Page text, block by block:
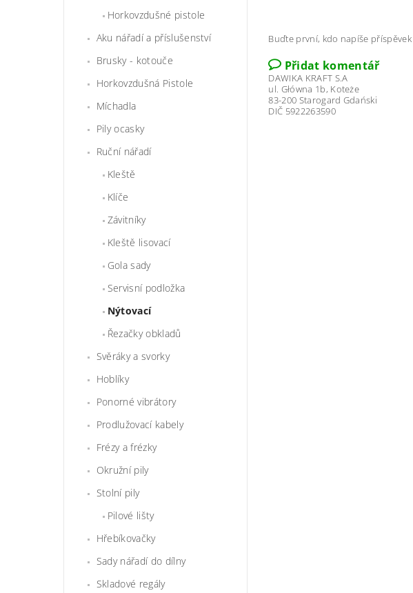
Horkovzdušné pistole
Aku nářadí a příslušenství
Brusky - kotouče
Horkovzdušná Pistole
Míchadla
Pily ocasky
Ruční nářadí
Kleště
Klíče
Závitníky
Kleště lisovací
Gola sady
Servisní podložka
Nýtovací
Řezačky obkladů
Svěráky a svorky
Hoblíky
Ponorné vibrátory
Prodlužovací kabely
Frézy a frézky
Okružní pily
Stolní pily
Pilové lišty
Hřebíkovačky
Sady nářadí do dílny
Skladové regály
Buďte první, kdo napíše
Přidat komentář
DAWIKA KRAFT S.A
ul. Główna 1b, Koteże
83-200 Starogard Gdański
DIČ 5922263590